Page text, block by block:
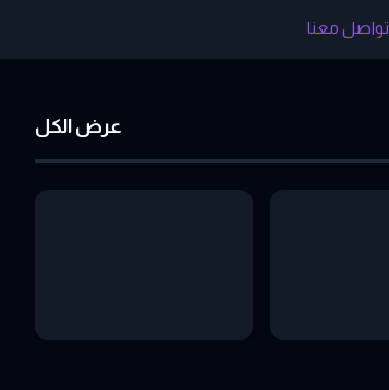
تواصل معنا
عرض الكل